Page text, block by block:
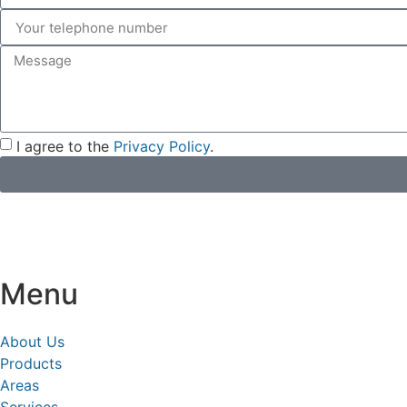
I agree to the Privacy Policy.
Menu
About Us
Products
Areas